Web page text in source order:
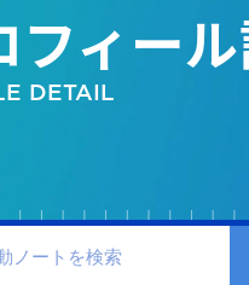
フィー
DETAIL